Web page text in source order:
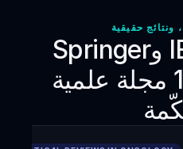
ونتائج حقيقية